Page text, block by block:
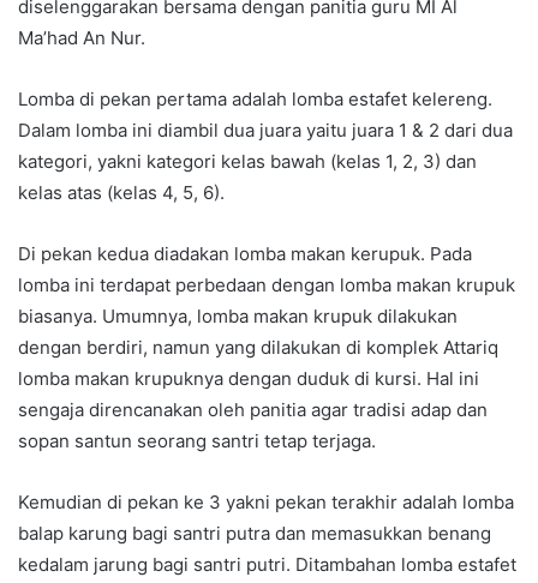
diselenggarakan bersama dengan panitia guru MI Al
Ma’had An Nur.
Lomba di pekan pertama adalah lomba estafet kelereng.
Dalam lomba ini diambil dua juara yaitu juara 1 & 2 dari dua
kategori, yakni kategori kelas bawah (kelas 1, 2, 3) dan
kelas atas (kelas 4, 5, 6).
Di pekan kedua diadakan lomba makan kerupuk. Pada
lomba ini terdapat perbedaan dengan lomba makan krupuk
biasanya. Umumnya, lomba makan krupuk dilakukan
dengan berdiri, namun yang dilakukan di komplek Attariq
lomba makan krupuknya dengan duduk di kursi. Hal ini
sengaja direncanakan oleh panitia agar tradisi adap dan
sopan santun seorang santri tetap terjaga.
Kemudian di pekan ke 3 yakni pekan terakhir adalah lomba
balap karung bagi santri putra dan memasukkan benang
kedalam jarung bagi santri putri. Ditambahan lomba estafet